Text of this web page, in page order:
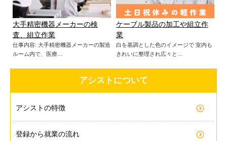
アシストについて
アシストの特徴
登録から就業の流れ
大手精密機器メーカーの検
査、組立作業
仕事内容: 大手精密機器メーカーの製造
ルーム内で、医療…
ケーブル製品の加工や組立作
業
白を基調とした色のイメージで 室内も
きれいに整理され広々と…